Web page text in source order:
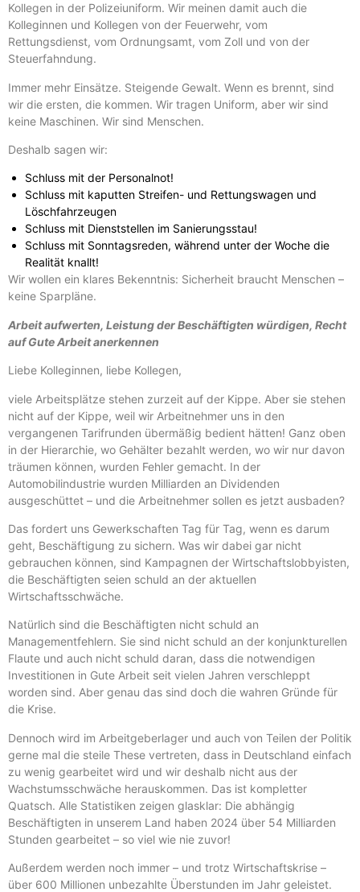
Kollegen in der Polizeiuniform. Wir meinen damit auch die
Kolleginnen und Kollegen von der Feuerwehr, vom
Rettungsdienst, vom Ordnungsamt, vom Zoll und von der
Steuerfahndung.
Immer mehr Einsätze. Steigende Gewalt. Wenn es brennt, sind
wir die ersten, die kommen. Wir tragen Uniform, aber wir sind
keine Maschinen. Wir sind Menschen.
Deshalb sagen wir:
Schluss mit der Personalnot!
Schluss mit kaputten Streifen- und Rettungswagen und
Löschfahrzeugen
Schluss mit Dienststellen im Sanierungsstau!
Schluss mit Sonntagsreden, während unter der Woche die
Realität knallt!
Wir wollen ein klares Bekenntnis: Sicherheit braucht Menschen –
keine Sparpläne.
Arbeit aufwerten, Leistung der Beschäftigten würdigen, Recht
auf Gute Arbeit anerkennen
Liebe Kolleginnen, liebe Kollegen,
viele Arbeitsplätze stehen zurzeit auf der Kippe. Aber sie stehen
nicht auf der Kippe, weil wir Arbeitnehmer uns in den
vergangenen Tarifrunden übermäßig bedient hätten! Ganz oben
in der Hierarchie, wo Gehälter bezahlt werden, wo wir nur davon
träumen können, wurden Fehler gemacht. In der
Automobilindustrie wurden Milliarden an Dividenden
ausgeschüttet – und die Arbeitnehmer sollen es jetzt ausbaden?
Das fordert uns Gewerkschaften Tag für Tag, wenn es darum
geht, Beschäftigung zu sichern. Was wir dabei gar nicht
gebrauchen können, sind Kampagnen der Wirtschaftslobbyisten,
die Beschäftigten seien schuld an der aktuellen
Wirtschaftsschwäche.
Natürlich sind die Beschäftigten nicht schuld an
Managementfehlern. Sie sind nicht schuld an der konjunkturellen
Flaute und auch nicht schuld daran, dass die notwendigen
Investitionen in Gute Arbeit seit vielen Jahren verschleppt
worden sind. Aber genau das sind doch die wahren Gründe für
die Krise.
Dennoch wird im Arbeitgeberlager und auch von Teilen der Politik
gerne mal die steile These vertreten, dass in Deutschland einfach
zu wenig gearbeitet wird und wir deshalb nicht aus der
Wachstumsschwäche herauskommen. Das ist kompletter
Quatsch. Alle Statistiken zeigen glasklar: Die abhängig
Beschäftigten in unserem Land haben 2024 über 54 Milliarden
Stunden gearbeitet – so viel wie nie zuvor!
Außerdem werden noch immer – und trotz Wirtschaftskrise –
über 600 Millionen unbezahlte Überstunden im Jahr geleistet.